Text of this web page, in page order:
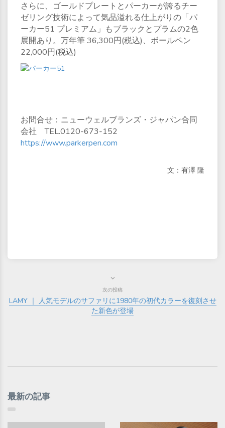
さらに、ゴールドプレートとパーカーが誇るチー
ゼリング技術によって気品溢れる仕上がりの「パ
ーカー51 プレミアム」もブラックとプラムの2色
展開あり。万年筆 36,300円(税込)、ボールペン
22,000円(税込)
お問合せ：ニューウェルブランズ・ジャパン合同
会社 TEL.0120-673-152
https://www.parkerpen.com
文：有澤 隆
次の投稿
LAMY ｜ 人気モデルのサファリに1980年の初代カラーを復刻させ
た新色が登場
最新の記事